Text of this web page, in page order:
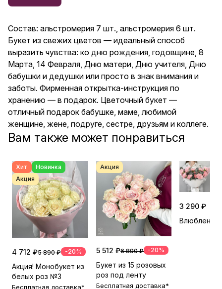
отличный подарок бабушке,
маме, любимой женщине,
жене, подруге, сестре,
друзьям и коллеге.
Состав: альстромерия 7 шт., альстромерия 6 шт.
Букет из свежих цветов — идеальный способ
выразить чувства: ко дню рождения, годовщине, 8
Марта, 14 Февраля, Дню матери, Дню учителя, Дню
бабушки и дедушки или просто в знак внимания и
заботы. Фирменная открытка-инструкция по
хранению — в подарок. Цветочный букет —
отличный подарок бабушке, маме, любимой
женщине, жене, подруге, сестре, друзьям и коллеге.
Вам также может понравиться
Хит
Новинка
Акция
4 712 ₽5 890 ₽ -20%
Акция! Монобукет из
белых роз №3
Бесплатная доставка*
Акция
5 512 ₽6 890 ₽ -20%
Букет из 15 розовых
роз под ленту
Бесплатная доставка*
3 290 ₽